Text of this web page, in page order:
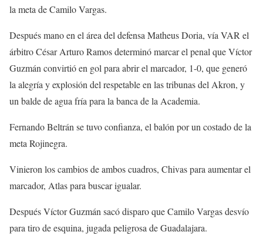
la meta de Camilo Vargas.
Después mano en el área del defensa Matheus Doria, vía VAR el
árbitro César Arturo Ramos determinó marcar el penal que Víctor
Guzmán convirtió en gol para abrir el marcador, 1-0, que generó
la alegría y explosión del respetable en las tribunas del Akron, y
un balde de agua fría para la banca de la Academia.
Fernando Beltrán se tuvo confianza, el balón por un costado de la
meta Rojinegra.
Vinieron los cambios de ambos cuadros, Chivas para aumentar el
marcador, Atlas para buscar igualar.
Después Víctor Guzmán sacó disparo que Camilo Vargas desvío
para tiro de esquina, jugada peligrosa de Guadalajara.